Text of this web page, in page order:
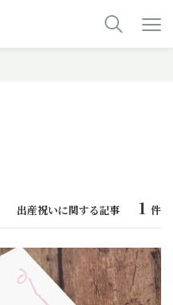
出産祝いに関する記事 1 件